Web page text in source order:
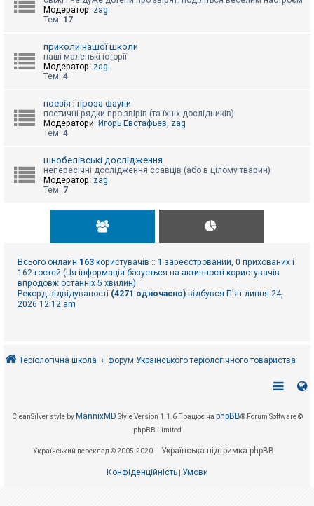
Модератор: zag
Тем: 17
приколи нашої школи
наші маленькі історії
Модератор: zag
Тем: 4
поезія і проза фауни
поетичні рядки про звірів (та їхніх дослідників)
Модератори: Игорь Евстафьев, zag
Тем: 4
шнобелівські дослідження
непересічні дослідження ссавців (або в цілому тварин)
Модератор: zag
Тем: 7
Всього онлайн 163 користувачів :: 1 зареєстрований, 0 прихованих і
162 гостей (Ця інформація базується на активності користувачів
впродовж останніх 5 хвилин)
Рекорд відвідуваності (4271 одночасно) відбувся П'ят липня 24,
2026 12:12 am
Теріологічна школа форум Українського теріологічного товариства
CleanSilver style by MannixMD Style Version 1.1.6 Працює на phpBB® Forum Software ©
phpBB Limited
Український переклад © 2005-2020 Українська підтримка phpBB
Конфіденційність| Умови